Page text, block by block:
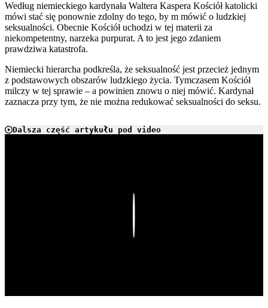
Według niemieckiego kardynała Waltera Kaspera Kościół katolicki
mówi stać się ponownie zdolny do tego, by m mówić o ludzkiej
seksualności. Obecnie Kościół uchodzi w tej materii za
niekompetentny, narzeka purpurat. A to jest jego zdaniem
prawdziwa katastrofa.
Niemiecki hierarcha podkreśla, że seksualność jest przecież jednym
z podstawowych obszarów ludzkiego życia. Tymczasem Kościół
milczy w tej sprawie – a powinien znowu o niej mówić. Kardynał
zaznacza przy tym, że nie można redukować seksualności do seksu.
Dalsza część artykułu pod video